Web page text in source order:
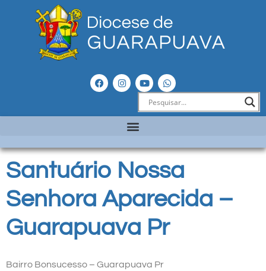
Santuário Nossa
Senhora Aparecida –
Guarapuava Pr
Bairro Bonsucesso – Guarapuava Pr